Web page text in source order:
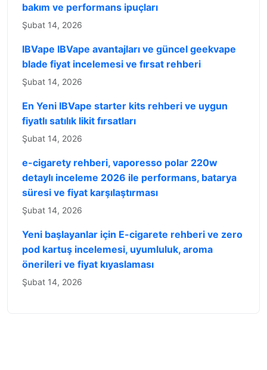
bakım ve performans ipuçları
Şubat 14, 2026
IBVape IBVape avantajları ve güncel geekvape
blade fiyat incelemesi ve fırsat rehberi
Şubat 14, 2026
En Yeni IBVape starter kits rehberi ve uygun
fiyatlı satılık likit fırsatları
Şubat 14, 2026
e-cigarety rehberi, vaporesso polar 220w
detaylı inceleme 2026 ile performans, batarya
süresi ve fiyat karşılaştırması
Şubat 14, 2026
Yeni başlayanlar için E-cigarete rehberi ve zero
pod kartuş incelemesi, uyumluluk, aroma
önerileri ve fiyat kıyaslaması
Şubat 14, 2026